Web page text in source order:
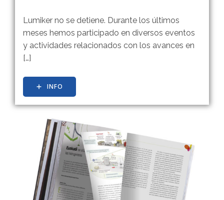
Lumiker no se detiene. Durante los últimos
meses hemos participado en diversos eventos
y actividades relacionados con los avances en
[…]
INFO